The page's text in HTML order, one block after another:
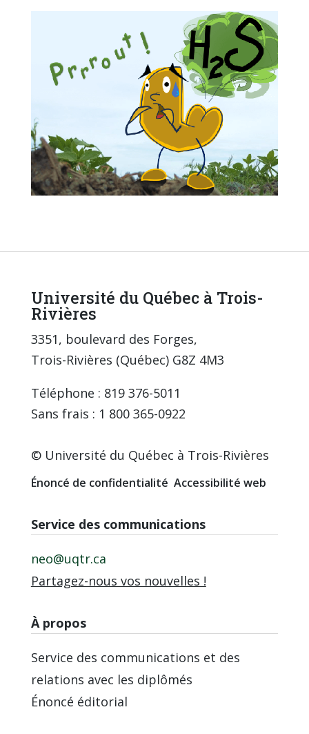
Université du Québec à Trois-
Rivières
3351, boulevard des Forges,
Trois-Rivières (Québec) G8Z 4M3
Téléphone : 819 376-5011
Sans frais : 1 800 365-0922
© Université du Québec à Trois-Rivières
Énoncé de confidentialité Accessibilité web
Service des communications
neo@uqtr.ca
Partagez-nous vos nouvelles !
À propos
Service des communications et des
relations avec les diplômés
Énoncé éditorial